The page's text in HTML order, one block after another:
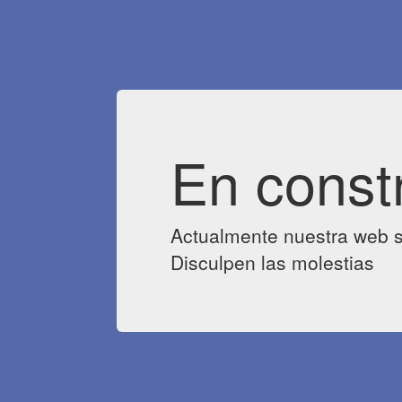
En
Actualmente nuestra web
Disculpen las molestias